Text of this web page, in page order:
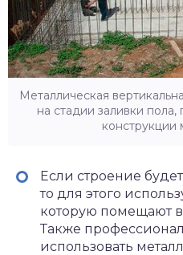
Металлическая
на стадии заливки
Если строение
то для этого
которую помещают
Также
использовать